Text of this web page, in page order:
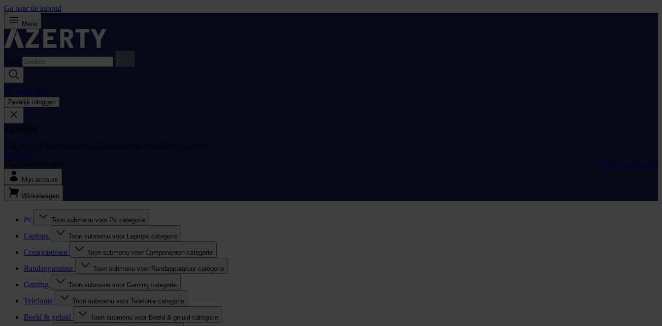
Ga naar de inhoud
Menu
Zoek
Bestellijst
Zakelijk inloggen
Zakelijk
Log in en profiteer direct van jouw zakelijke tarieven en diensten.
Inloggen
Nog geen account?
Maak een account
Mijn account
Winkelwagen
Pc Toon submenu voor Pc categorie
Laptops Toon submenu voor Laptops categorie
Componenten Toon submenu voor Componenten categorie
Randapparatuur Toon submenu voor Randapparatuur categorie
Gaming Toon submenu voor Gaming categorie
Telefonie Toon submenu voor Telefonie categorie
Beeld & geluid Toon submenu voor Beeld & geluid categorie